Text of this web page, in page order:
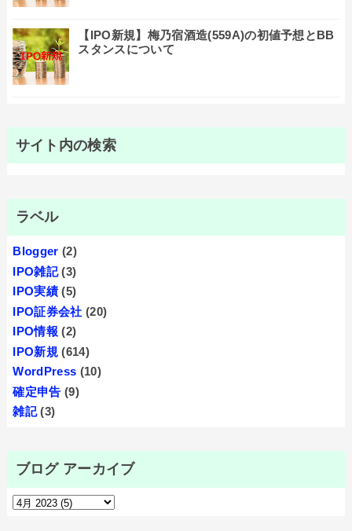
【IPO新規】梅乃宿酒造(559A)の初値予想とBB
スタンスについて
サイト内の検索
ラベル
Blogger (2)
IPO雑記 (3)
IPO実績 (5)
IPO証券会社 (20)
IPO情報 (2)
IPO新規 (614)
WordPress (10)
確定申告 (9)
雑記 (3)
ブログ アーカイブ